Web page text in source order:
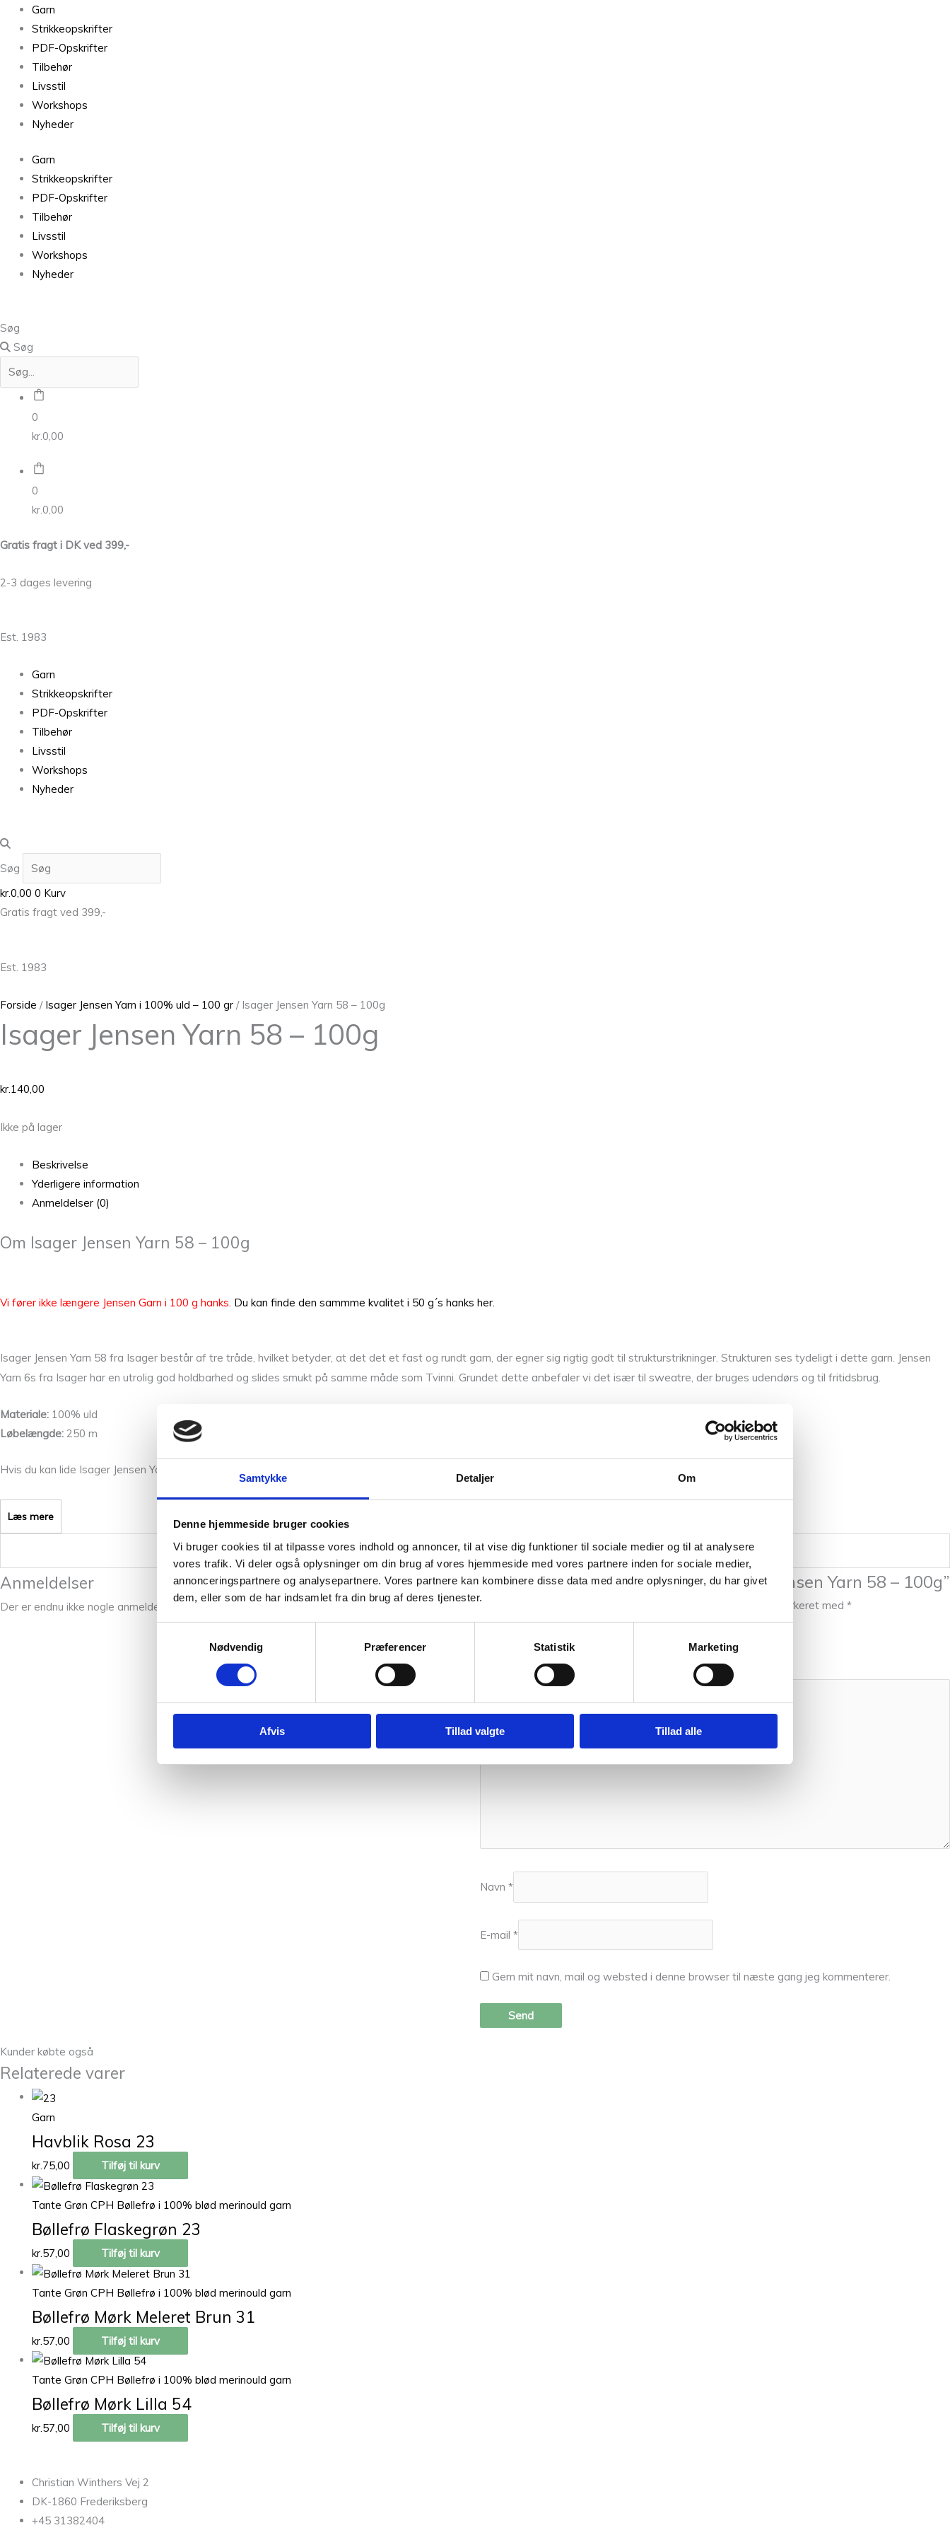
Samtykke Detaljer Om
Denne hjemmeside bruger cookies
Vi bruger cookies til at tilpasse vores indhold og annoncer, til at vise dig funktioner til sociale medier og til at analysere
vores trafik. Vi deler også oplysninger om din brug af vores hjemmeside med vores partnere inden for sociale medier,
annonceringspartnere og analysepartnere. Vores partnere kan kombinere disse data med andre oplysninger, du har givet
dem, eller som de har indsamlet fra din brug af deres tjenester.
Nødvendig
Præferencer Statistik Marketing
Afvis Tillad valgte Tillad alle
Garn
Strikkeopskrifter
PDF-Opskrifter
Tilbehør
Livsstil
Workshops
Nyheder
Garn
Strikkeopskrifter
PDF-Opskrifter
Tilbehør
Livsstil
Workshops
Nyheder
Søg
Søg
0
kr.0,00
0
kr.0,00
Gratis fragt i DK ved 399,-
2-3 dages levering
Est. 1983
Garn
Strikkeopskrifter
PDF-Opskrifter
Tilbehør
Livsstil
Workshops
Nyheder
Søg
kr.0,00 0 Kurv
Gratis fragt ved 399,-
Est. 1983
Forside / Isager Jensen Yarn i 100% uld – 100 gr / Isager Jensen Yarn 58 – 100g
Isager Jensen Yarn 58 – 100g
kr.140,00
Ikke på lager
Beskrivelse
Yderligere information
Anmeldelser (0)
Om Isager Jensen Yarn 58 – 100g
Vi fører ikke længere Jensen Garn i 100 g hanks. Du kan finde den sammme kvalitet i 50 g´s hanks her.
Isager Jensen Yarn 58 fra Isager består af tre tråde, hvilket betyder, at det det et fast og rundt garn, der egner sig rigtig godt til strukturstrikninger. Strukturen ses tydeligt i dette garn. Jensen
Yarn 6s fra Isager har en utrolig god holdbarhed og slides smukt på samme måde som Tvinni. Grundet dette anbefaler vi det især til sweatre, der bruges udendørs og til fritidsbrug.
Materiale: 100% uld
Løbelængde: 250 m
Hvis du kan lide Isager Jensen Yarn 58 vil du måske også kunne de andre garner vi har fra Isager som f.eks.
Læs mere
Vægt 0,05 kg
Anmeldelser
Der er endnu ikke nogle anmeldelser.
Vær den første til at anmelde “Isager Jensen Yarn 58 – 100g”
Din e-mailadresse vil ikke blive publiceret. Krævede felter er markeret med *
Din bedømmelse
Din anmeldelse
Navn *
E-mail *
Gem mit navn, mail og websted i denne browser til næste gang jeg kommenterer.
Kunder købte også
Relaterede varer
Garn
Havblik Rosa 23
kr.75,00 Tilføj til kurv
Tante Grøn CPH Bøllefrø i 100% blød merinould garn
Bøllefrø Flaskegrøn 23
kr.57,00 Tilføj til kurv
Tante Grøn CPH Bøllefrø i 100% blød merinould garn
Bøllefrø Mørk Meleret Brun 31
kr. 57,00 Tilføj til kurv
Tante Grøn CPH Bøllefrø i 100% blød merinould garn
Bøllefrø Mørk Lilla 54
kr.57,00 Tilføj til kurv
Christian Winthers Vej 2
DK-1860 Frederiksberg
+45 31382404